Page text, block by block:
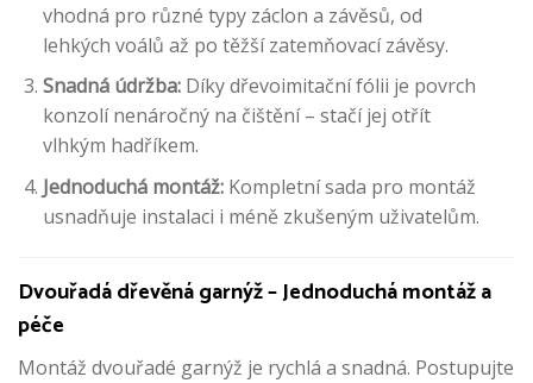
vhodná pro různé typy záclon a závěsů, od
lehkých voálů až po těžší zatemňovací závěsy.
Snadná údržba:Díky dřevoimitační fólii je povrch
konzolí nenáročný na čištění – stačí jej otřít
vlhkým hadříkem.
Jednoduchá montáž:Kompletní sada pro montáž
usnadňuje instalaci i méně zkušeným uživatelům.
Dvouřadá dřevěná garnýž – Jednoduchá montáž a
péče
Montáž dvouřadé garnýž je rychlá a snadná. Postupujte